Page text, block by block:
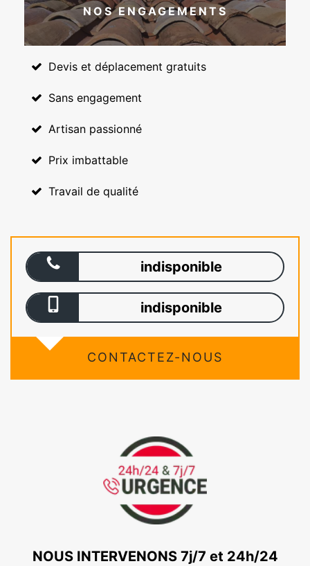
NOS ENGAGEMENTS
Devis et déplacement gratuits
Sans engagement
Artisan passionné
Prix imbattable
Travail de qualité
indisponible
indisponible
CONTACTEZ-NOUS
NOUS INTERVENONS 7j/7 et 24h/24